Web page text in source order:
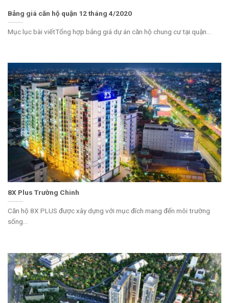
Bảng giá căn hộ quận 12 tháng 4/2020
Mục lục bài viếtTổng hợp bảng giá dự án căn hộ chung cư tại quận...
8X Plus Trường Chinh
Căn hộ 8X PLUS được xây dựng với mục đích mang đến môi trường
sống...